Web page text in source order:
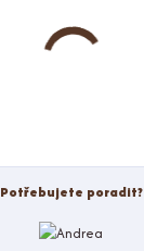
Potřebujete poradit?